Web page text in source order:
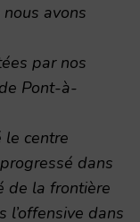
avons
par nos
Pont-à-
le centre
dans
de la frontière
l’offensive dans